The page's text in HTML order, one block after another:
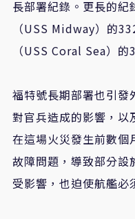
長部署紀錄。更長的紀
（USS Midway）的
（USS Coral Sea）的
福特號長期部署也引發
對官兵造成的影響，以
在這場火災發生前數個
故障問題，導致部分設
受影響，也迫使航艦必